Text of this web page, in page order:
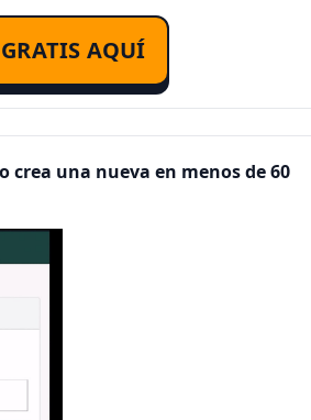
AQUÍ
crea una nueva en menos de 60